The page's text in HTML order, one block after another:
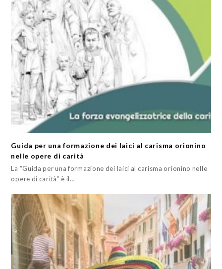
Guida per una formazione dei laici al carisma orionino
nelle opere di carità
La “Guida per una formazione dei laici al carisma orionino nelle
opere di carità” è il…